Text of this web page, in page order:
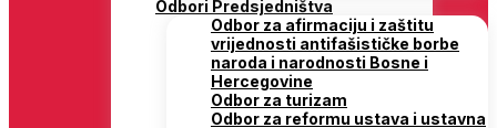
Odbori Predsjedništva
Odbor za afirmaciju i zaštitu
vrijednosti antifašističke borbe
naroda i narodnosti Bosne i
Hercegovine
Odbor za turizam
Odbor za reformu ustava i ustavna